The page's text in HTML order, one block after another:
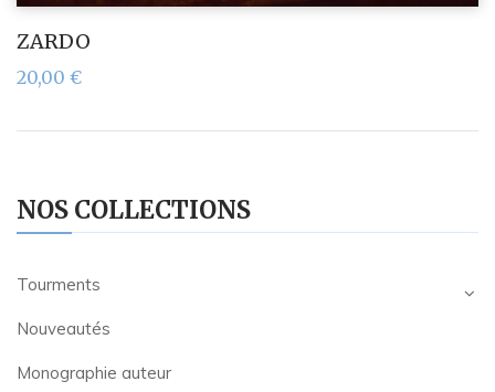
NOS COLLECTIONS
Tourments
Nouveautés
Monographie auteur
ZARDO
20,00 €